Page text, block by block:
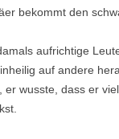
bekommt den
aufrichtige
auf andere
wusste, dass er